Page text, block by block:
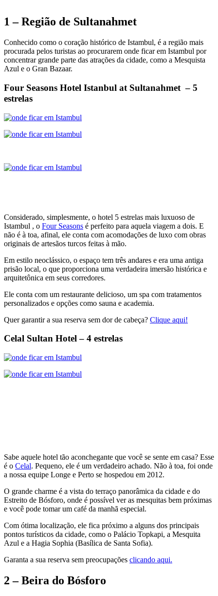
1 – Região de Sultanahmet
Conhecido como o coração histórico de Istambul, é a região mais
procurada pelos turistas ao procurarem onde ficar em Istambul por
concentrar grande parte das atrações da cidade, como a Mesquista
Azul e o Gran Bazaar.
Four Seasons Hotel Istanbul at Sultanahmet – 5
estrelas
Considerado, simplesmente, o hotel 5 estrelas mais luxuoso de
Istambul , o Four Seasons é perfeito para aquela viagem a dois. E
não é à toa, afinal, ele conta com acomodações de luxo com obras
originais de artesãos turcos feitas à mão.
Em estilo neoclássico, o espaço tem três andares e era uma antiga
prisão local, o que proporciona uma verdadeira imersão histórica e
arquitetônica em seus corredores.
Ele conta com um restaurante delicioso, um spa com tratamentos
personalizados e opções como sauna e academia.
Quer garantir a sua reserva sem dor de cabeça? Clique aqui!
Celal Sultan Hotel – 4 estrelas
Sabe aquele hotel tão aconchegante que você se sente em casa? Esse
é o Celal. Pequeno, ele é um verdadeiro achado. Não à toa, foi onde
a nossa equipe Longe e Perto se hospedou em 2012.
O grande charme é a vista do terraço panorâmica da cidade e do
Estreito de Bósforo, onde é possível ver as mesquitas bem próximas
e você pode tomar um café da manhã especial.
Com ótima localização, ele fica próximo a alguns dos principais
pontos turísticos da cidade, como o Palácio Topkapi, a Mesquita
Azul e a Hagia Sophia (Basílica de Santa Sofia).
Garanta a sua reserva sem preocupações clicando aqui.
2 – Beira do Bósforo